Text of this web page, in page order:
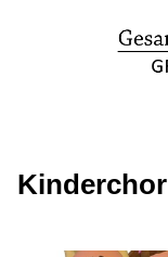
Kinderchor